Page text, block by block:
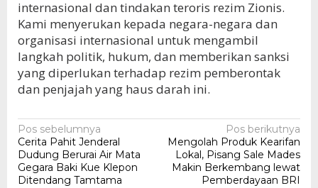
internasional dan tindakan teroris rezim Zionis.
Kami menyerukan kepada negara-negara dan
organisasi internasional untuk mengambil
langkah politik, hukum, dan memberikan sanksi
yang diperlukan terhadap rezim pemberontak
dan penjajah yang haus darah ini.
Navigasi
pos
Pos sebelumnya
Cerita Pahit Jenderal
Dudung Berurai Air Mata
Gegara Baki Kue Klepon
Ditendang Tamtama
Pos berikutnya
Mengolah Produk Kearifan
Lokal, Pisang Sale Mades
Makin Berkembang lewat
Pemberdayaan BRI